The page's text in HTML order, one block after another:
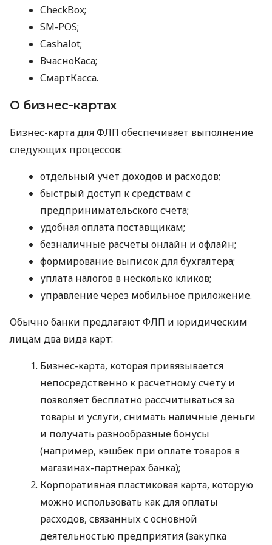
CheckBox;
SM-POS;
Cashalot;
ВчасноКаса;
СмартКасса.
О бизнес-картах
Бизнес-карта для ФЛП обеспечивает выполнение
следующих процессов:
отдельный учет доходов и расходов;
быстрый доступ к средствам с
предпринимательского счета;
удобная оплата поставщикам;
безналичные расчеты онлайн и офлайн;
формирование выписок для бухгалтера;
уплата налогов в несколько кликов;
управление через мобильное приложение.
Обычно банки предлагают ФЛП и юридическим
лицам два вида карт:
Бизнес-карта, которая привязывается
непосредственно к расчетному счету и
позволяет бесплатно рассчитываться за
товары и услуги, снимать наличные деньги
и получать разнообразные бонусы
(например, кэшбек при оплате товаров в
магазинах-партнерах банка);
Корпоративная пластиковая карта, которую
можно использовать как для оплаты
расходов, связанных с основной
деятельностью предприятия (закупка